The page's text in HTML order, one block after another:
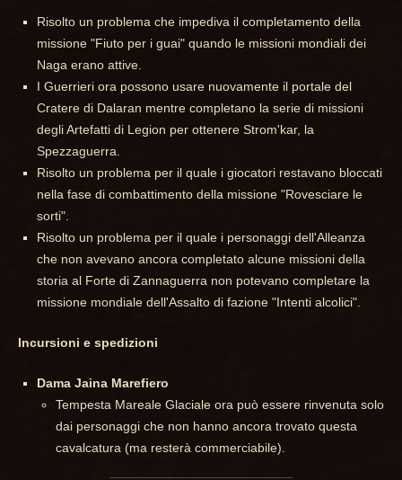
Risolto un problema che impediva il completamento della
missione "Fiuto per i guai" quando le missioni mondiali dei
Naga erano attive.
I Guerrieri ora possono usare nuovamente il portale del
Cratere di Dalaran mentre completano la serie di missioni
degli Artefatti di Legion per ottenere Strom'kar, la
Spezzaguerra.
Risolto un problema per il quale i giocatori restavano bloccati
nella fase di combattimento della missione "Rovesciare le
sorti".
Risolto un problema per il quale i personaggi dell'Alleanza
che non avevano ancora completato alcune missioni della
storia al Forte di Zannaguerra non potevano completare la
missione mondiale dell'Assalto di fazione "Intenti alcolici".
Incursioni e spedizioni
Dama Jaina Marefiero
Tempesta Mareale Glaciale ora può essere rinvenuta solo
dai personaggi che non hanno ancora trovato questa
cavalcatura (ma resterà commerciabile).